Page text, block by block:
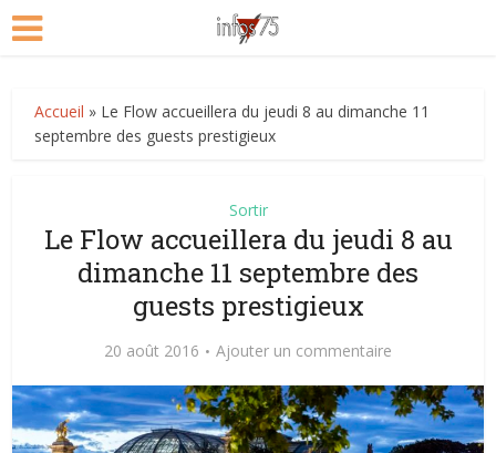
Accueil » Le Flow accueillera du jeudi 8 au dimanche 11
septembre des guests prestigieux
Sortir
Le Flow accueillera du jeudi 8 au
dimanche 11 septembre des
guests prestigieux
20 août 2016 Ajouter un commentaire